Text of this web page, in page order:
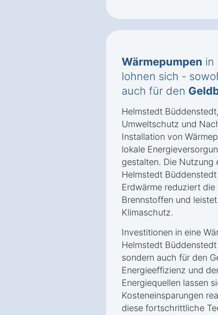
Wärmepumpen in
lohnen sich -
auch für den
Helmstedt
Umweltschutz und
Installation von
lokale
gestalten. Die Nutzung
Helmstedt
Erdwärme reduziert
Brennstoffen und
Klimaschutz.
Investitionen in eine
Helmstedt
sondern auch für den
Energieeffizienz und
Energiequellen lassen
Kosteneinsparungen
diese fortschrittliche